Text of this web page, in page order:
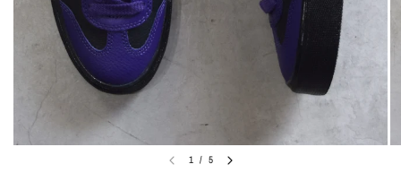
1 / 5